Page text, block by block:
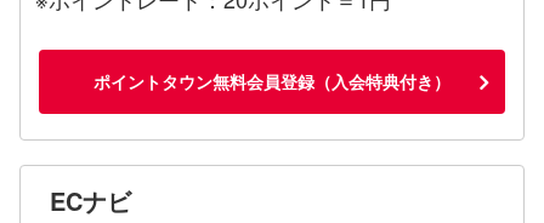
ポイントタウン無料会員登録（入会特典付き）
ECナビ